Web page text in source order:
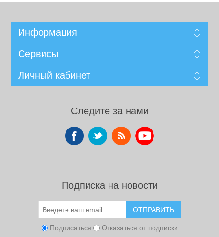
Информация
Сервисы
Личный кабинет
Следите за нами
Подписка на новости
ОТПРАВИТЬ
Подписаться Отказаться от подписки